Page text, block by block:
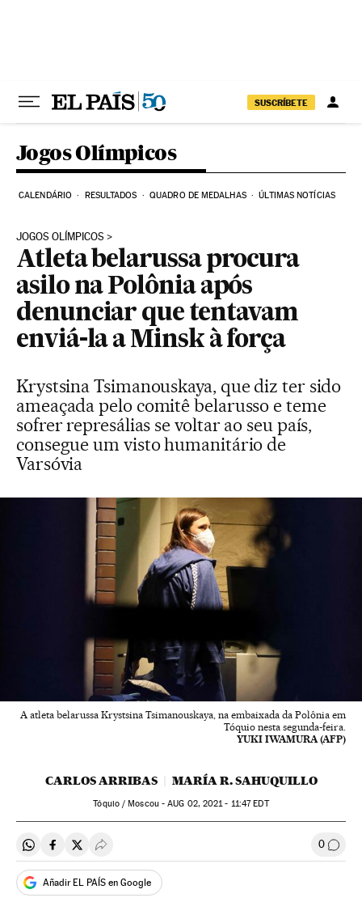
SUSCRÍBETE
Jogos Olímpicos
CALENDÁRIO RESULTADOS QUADRO DE MEDALHAS ÚLTIMAS NOTÍCIAS
JOGOS OLÍMPICOS
Atleta belarussa procura
asilo na Polônia após
denunciar que tentavam
enviá-la a Minsk à força
Krystsina Tsimanouskaya, que diz ter sido
ameaçada pelo comitê belarusso e teme
sofrer represálias se voltar ao seu país,
consegue um visto humanitário de
Varsóvia
A atleta belarussa Krystsina Tsimanouskaya, na embaixada da Polônia em
Tóquio nesta segunda-feira.
YUKI IWAMURA (AFP)
CARLOS ARRIBAS MARÍA R. SAHUQUILLO
Tóquio / Moscou -AUG 02, 2021 - 11:47EDT
Compartir en Whatsapp
Compartir en Facebook
Compartir en Twitter
Desplegar Redes Sociales 0
Añadir EL PAÍS en Google